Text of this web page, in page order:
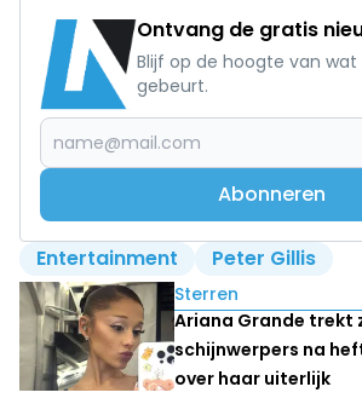
Ontvang de gratis
Blijf op de hoogte van
gebeurt.
Abonneren
Entertainment Peter Gillis
Lees ook
Sterren
Ariana Grande trekt
schijnwerpers na
over haar uiterlijk